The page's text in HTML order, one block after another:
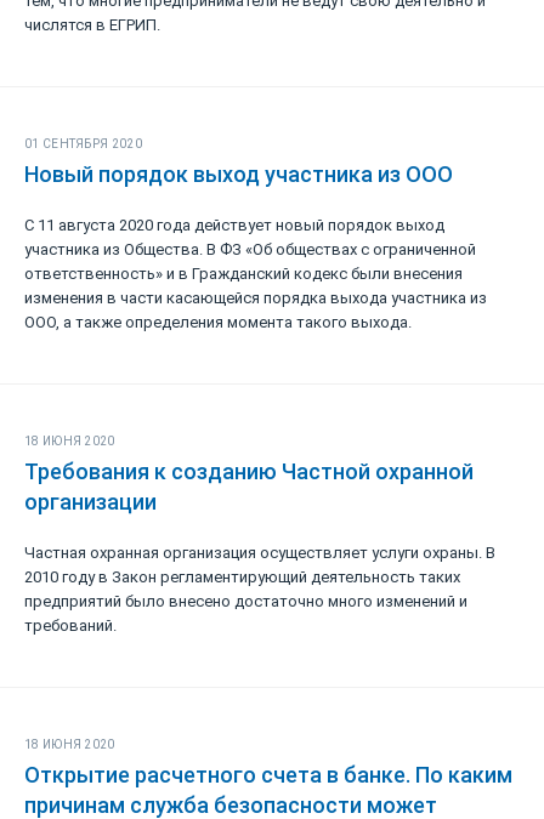
числятся в ЕГРИП.
01 СЕНТЯБРЯ 2020
Новый порядок выход участника из ООО
С 11 августа 2020 года действует новый порядок выход
участника из Общества. В ФЗ «Об обществах с ограниченной
ответственность» и в Гражданский кодекс были внесения
изменения в части касающейся порядка выхода участника из
ООО, а также определения момента такого выхода.
18 ИЮНЯ 2020
Требования к созданию Частной охранной
организации
Частная охранная организация осуществляет услуги охраны. В
2010 году в Закон регламентирующий деятельность таких
предприятий было внесено достаточно много изменений и
требований.
18 ИЮНЯ 2020
Открытие расчетного счета в банке. По каким
причинам служба безопасности может